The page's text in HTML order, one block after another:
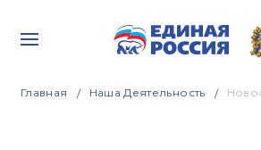
Главная Наша Деятельность